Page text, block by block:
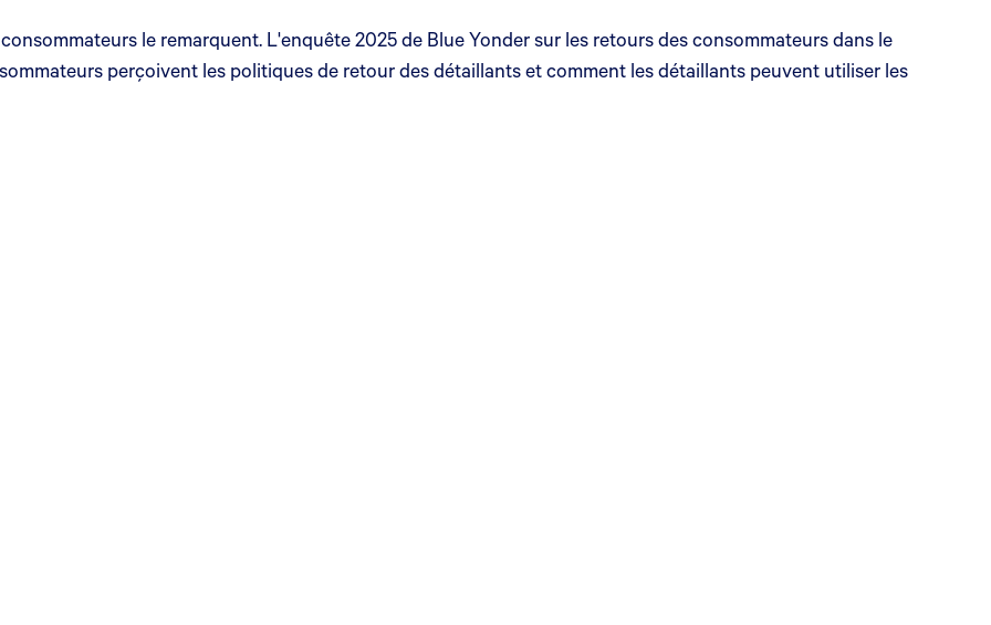
le remarquent. L'enquête 2025 de Blue Yonder sur les retours des consommateurs dans le
perçoivent les politiques de retour des détaillants et comment les détaillants peuvent utiliser les